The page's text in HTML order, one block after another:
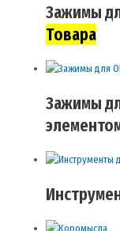
Зажимы
Товара
Зажимы